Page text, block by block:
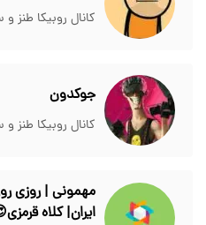
کانال روبیکا طنز
جوکدون
کانال روبیکا طنز
مهمونی | روزی
ایران| کلاه